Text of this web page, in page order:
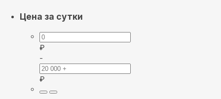
Цена за сутки
₽
-
₽